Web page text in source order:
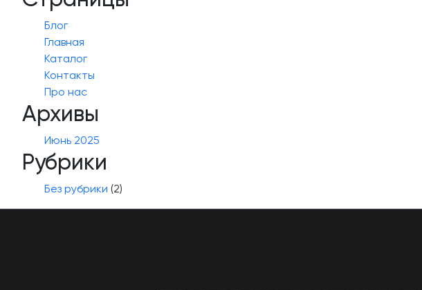
Блог
Главная
Каталог
Контакты
Про нас
Архивы
Июнь 2025
Рубрики
Без рубрики (2)